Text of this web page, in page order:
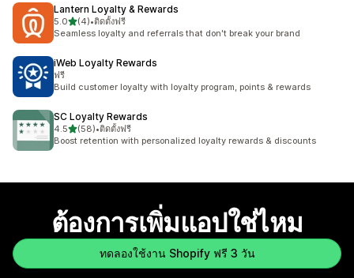
Lantern Loyalty & Rewards
5.0เต็ม 5 ดาว
(4)
ทั้งหมด 4 รีวิว
•ติดตั้งฟรี
Seamless loyalty and referrals that don't break your brand
iWeb Loyalty Rewards
ฟรี
Build customer loyalty with loyalty program, points & rewards
SC Loyalty Rewards
4.5เต็ม 5 ดาว
(58)
ทั้งหมด 58 รีวิว
•ติดตั้งฟรี
Boost retention with personalized loyalty rewards & discounts
ต้องการเพิ่มแอปใช่ไหม
ทดลองใช้งาน Shopify ฟรี 3 วัน